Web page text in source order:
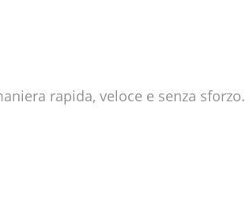
rapida, veloce e senza sforzo.